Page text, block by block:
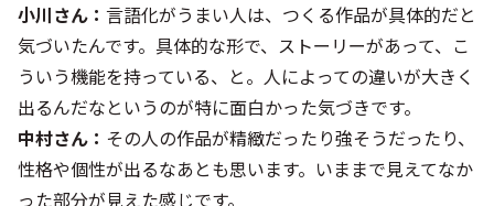
小川さん： 言語化がうまい人は、つくる作品が具体的だと
気づいたんです。具体的な形で、ストーリーがあって、こ
ういう機能を持っている、と。人によっての違いが大きく
出るんだなというのが特に面白かった気づきです。
中村さん： その人の作品が精緻だったり強そうだったり、
性格や個性が出るなあとも思います。いままで見えてなか
った部分が見えた感じです。